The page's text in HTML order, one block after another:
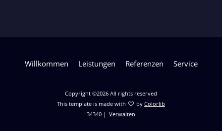
Copyright ©2026 All rights reserved
This template is made with
by Colorlib
34340 | Verwalten
Willkommen Leistungen Referenzen Service